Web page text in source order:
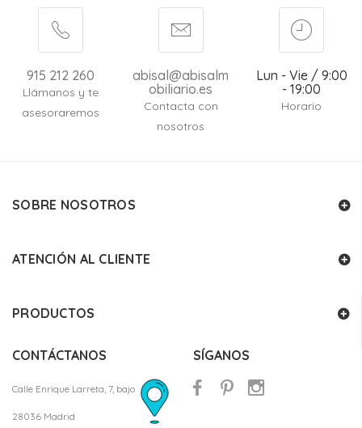
915 212 260
Llámanos y te
asesoraremos
abisal@abisalm
obiliario.es
Contacta con
nosotros
Lun - Vie / 9:00
- 19:00
Horario
SOBRE NOSOTROS
ATENCIÓN AL CLIENTE
PRODUCTOS
CONTÁCTANOS
Calle Enrique Larreta, 7, bajo
28036 Madrid
SÍGANOS